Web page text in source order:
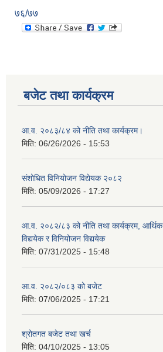
७६/७७
बजेट तथा कार्यक्रम
आ.व. २०८३/८४ को नीति तथा कार्यक्रम।
मिति: 06/26/2026 - 15:53
संशोधित विनियोजन विद्येयक २०८२
मिति: 05/09/2026 - 17:27
आ.व. २०८२/८३ को नीति तथा कार्यक्रम, आर्थिक
विद्ययेक र विनियोजन विद्ययेक
मिति: 07/31/2025 - 15:48
आ.व. २०८२/०८३ को बजेट
मिति: 07/06/2025 - 17:21
श्रोतगत बजेट तथा खर्च
मिति: 04/10/2025 - 13:05